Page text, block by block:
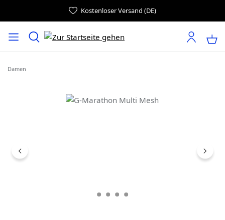
Kostenloser Versand (DE)
Damen
Bildergalerie überspringen